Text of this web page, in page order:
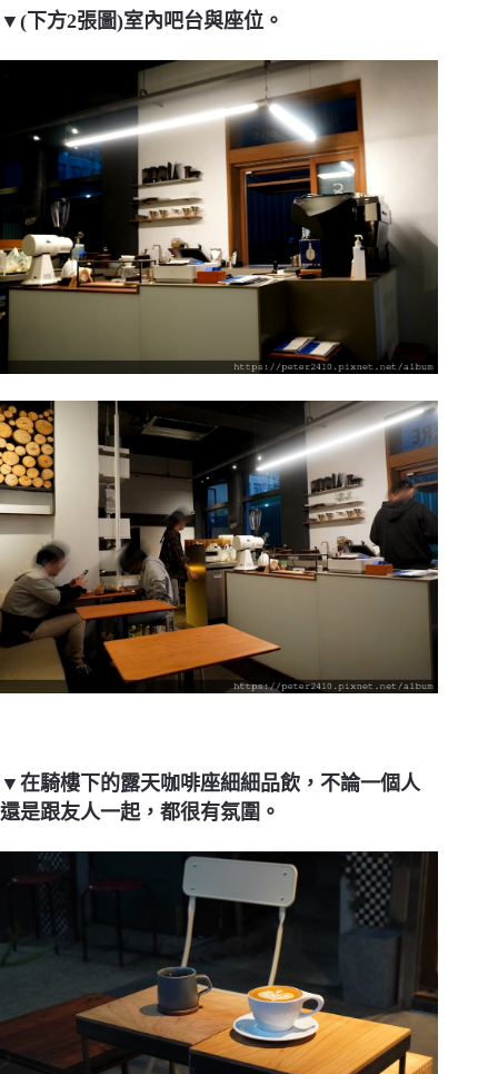
▼(下方2張圖)室內吧台與座位。
▼在騎樓下的露天咖啡座細細品飲，不論一個人
還是跟友人一起，都很有氛圍。